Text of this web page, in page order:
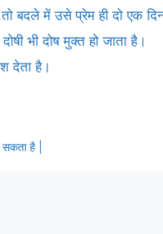
बदले में उसे प्रेम ही दो एक
भी दोष मुक्त हो जाता है।
देता है।
है |